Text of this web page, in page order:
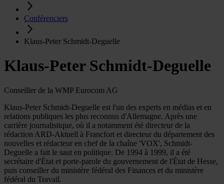
Conférenciers
Klaus-Peter Schmidt-Deguelle
Klaus-Peter Schmidt-Deguelle
Conseiller de la WMP Eurocom AG
Klaus-Peter Schmidt-Deguelle est l'un des experts en médias et en
relations publiques les plus reconnus d'Allemagne. Après une
carrière journalistique, où il a notamment été directeur de la
rédaction ARD-Aktuell à Francfort et directeur du département des
nouvelles et rédacteur en chef de la chaîne 'VOX', Schmidt-
Deguelle a fait le saut en politique. De 1994 à 1999, il a été
secrétaire d'État et porte-parole du gouvernement de l'État de Hesse,
puis conseiller du ministère fédéral des Finances et du ministère
fédéral du Travail.